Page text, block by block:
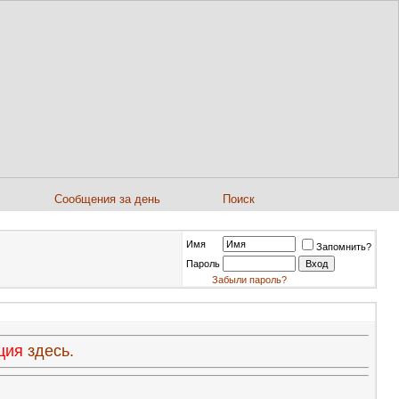
Сообщения за день Поиск
Имя
Запомнить?
Пароль
Забыли пароль?
здесь.